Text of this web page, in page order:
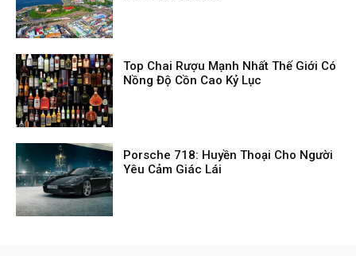
Top Chai Rượu Mạnh Nhất Thế Giới Có
Nồng Độ Cồn Cao Kỷ Lục
Porsche 718: Huyền Thoại Cho Người
Yêu Cảm Giác Lái